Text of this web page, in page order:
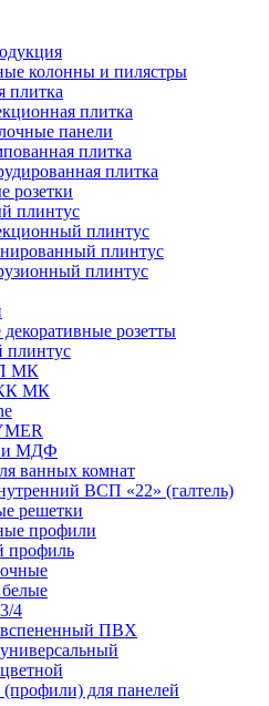
колонны и пилястры
плитка
плитка
панели
плитка
плитка
розетки
плинтус
плинтус
плинтус
плинтус
розетты
плинтус
МК
МК
МДФ
ванных комнат
ВСП «22» (галтель)
решетки
профили
профиль
4
ПВХ
для панелей